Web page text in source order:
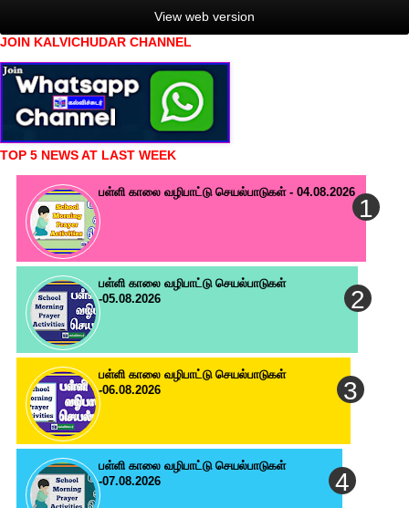
View web version
JOIN KALVICHUDAR CHANNEL
TOP 5 NEWS AT LAST WEEK
பள்ளி காலை வழிபாட்டு செயல்பாடுகள் - 04.08.2026
பள்ளி காலை வழிபாட்டு செயல்பாடுகள்
-05.08.2026
பள்ளி காலை வழிபாட்டு செயல்பாடுகள்
-06.08.2026
பள்ளி காலை வழிபாட்டு செயல்பாடுகள்
-07.08.2026